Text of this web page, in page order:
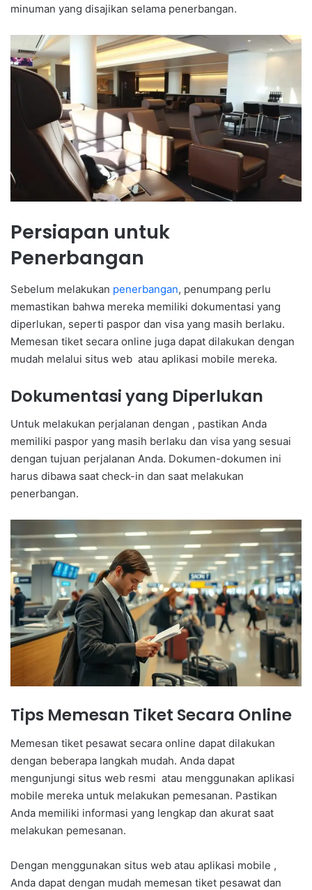
minuman yang disajikan selama penerbangan.
Persiapan untuk
Penerbangan
Sebelum melakukan penerbangan, penumpang perlu
memastikan bahwa mereka memiliki dokumentasi yang
diperlukan, seperti paspor dan visa yang masih berlaku.
Memesan tiket secara online juga dapat dilakukan dengan
mudah melalui situs web atau aplikasi mobile mereka.
Dokumentasi yang Diperlukan
Untuk melakukan perjalanan dengan , pastikan Anda
memiliki paspor yang masih berlaku dan visa yang sesuai
dengan tujuan perjalanan Anda. Dokumen-dokumen ini
harus dibawa saat check-in dan saat melakukan
penerbangan.
Tips Memesan Tiket Secara Online
Memesan tiket pesawat secara online dapat dilakukan
dengan beberapa langkah mudah. Anda dapat
mengunjungi situs web resmi atau menggunakan aplikasi
mobile mereka untuk melakukan pemesanan. Pastikan
Anda memiliki informasi yang lengkap dan akurat saat
melakukan pemesanan.
Dengan menggunakan situs web atau aplikasi mobile ,
Anda dapat dengan mudah memesan tiket pesawat dan